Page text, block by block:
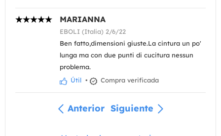
MARIANNA
EBOLI (Italia) 2/6/22
Ben fatto,dimensioni giuste.La cintura un po'
lunga ma con due punti di cucitura nessun
problema.
Útil • Compra verificada
Anterior Siguiente